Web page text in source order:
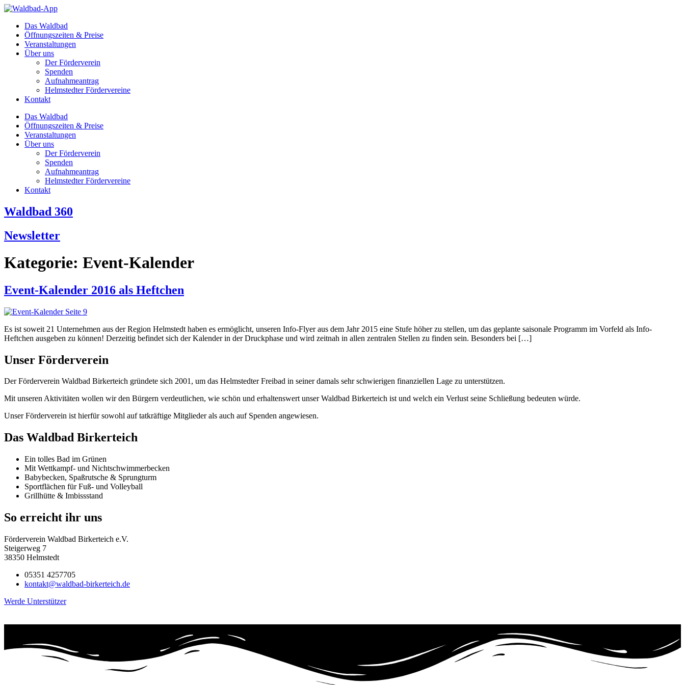
Zum
springenDas Waldbad
Öffnungszeiten & Preise
Veranstaltungen
Über uns
Der Förderverein
Spenden
Aufnahmeantrag
Helmstedter Fördervereine
Kontakt
Das Waldbad
Öffnungszeiten & Preise
Veranstaltungen
Über uns
Der Förderverein
Spenden
Aufnahmeantrag
Helmstedter Fördervereine
Kontakt
Waldbad 360
Newsletter
Kategorie: Event-Kalender
Event-Kalender 2016 als Heftchen
Es ist soweit 21 Unternehmen aus der Region Helmstedt haben es ermöglicht, unseren Info-Flyer aus dem Jahr 2015 eine Stufe höher zu stellen, um das geplante saisonale Programm im Vorfeld als Info-
Heftchen ausgeben zu können! Derzeitig befindet sich der Kalender in der Druckphase und wird zeitnah in allen zentralen Stellen zu finden sein. Besonders bei […]
Unser Förderverein
Der Förderverein Waldbad Birkerteich gründete sich 2001, um das Helmstedter Freibad in seiner damals sehr schwierigen finanziellen Lage zu unterstützen.
Mit unseren Aktivitäten wollen wir den Bürgern verdeutlichen, wie schön und erhaltenswert unser Waldbad Birkerteich ist und welch ein Verlust seine Schließung bedeuten würde.
Unser Förderverein ist hierfür sowohl auf tatkräftige Mitglieder als auch auf Spenden angewiesen.
Das Waldbad Birkerteich
Ein tolles Bad im Grünen
Mit Wettkampf- und Nichtschwimmerbecken
Babybecken, Spaßrutsche & Sprungturm
Sportflächen für Fuß- und Volleyball
Grillhütte & Imbissstand
So erreicht ihr uns
Förderverein Waldbad Birkerteich e.V.
Steigerweg 7
38350 Helmstedt
05351 4257705
kontakt@waldbad-birkerteich.de
Werde Unterstützer